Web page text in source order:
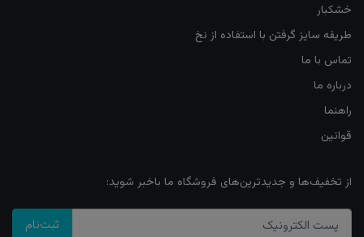
خشکبار
طریقه سایز گرفتن با استفاده از نخ
تماس با ما
درباره ما
راهنما
قوانین
از تخفیف‌ها و جدیدترین‌های فروشگاه ما باخبر شوید:
ثبت‌نام